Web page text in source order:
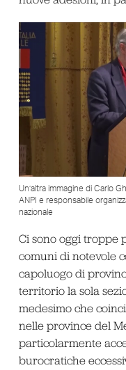
Un’altra immagine di Carlo
ANPI e responsabile
nazionale
Ci sono oggi troppe
comuni di notevole
capoluogo di
territorio la sola
medesimo che
nelle province del
particolarmente
burocratiche